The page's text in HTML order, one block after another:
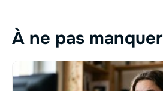
À ne pas manquer